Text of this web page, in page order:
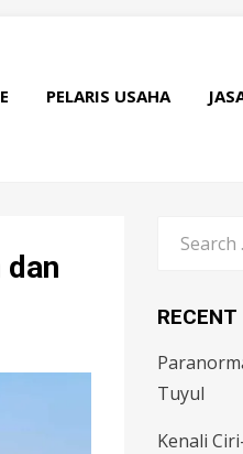
PELARIS USAHA
Tuyul
Kenali